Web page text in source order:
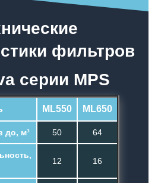
фильтров
серии MPS
ML550 ML650
до, м³ 50 64
12 16